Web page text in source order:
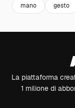
mano gesto
La piattaforma
1 milione di